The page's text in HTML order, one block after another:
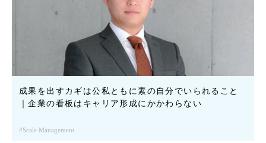
成果を出すカギは公私ともに素の自分でいられること
｜企業の看板はキャリア形成にかかわらない
Scale Management